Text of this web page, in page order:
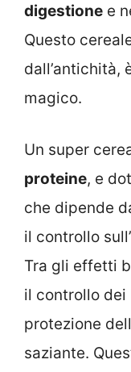
digestione e
Questo
dall’antichità,
magico.
Un super
proteine, e
che dipende
il controllo
Tra gli effetti
il controllo
protezione
saziante.